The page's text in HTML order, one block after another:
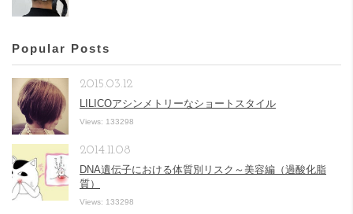
Popular Posts
LILICOアシンメトリーなショートスタイル
2015.03.12
Views: 133298
DNA遺伝子における体質別リスク～美容編（過酸化脂
質）
2014.11.08
Views: 133298